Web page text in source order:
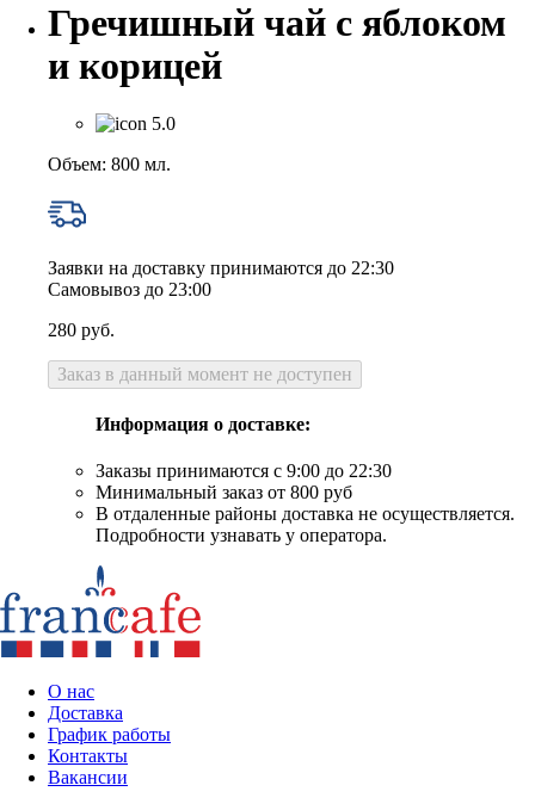
Гречишный чай с яблоком
и корицей
5.0
Объем: 800 мл.
Заявки на доставку принимаются до 22:30
Самовывоз до 23:00
280 руб.
Заказ в данный момент не доступен
Информация о доставке:
Заказы принимаются с 9:00 до 22:30
Минимальный заказ от 800 руб
В отдаленные районы доставка не осуществляется.
Подробности узнавать у оператора.
О нас
Доставка
График работы
Контакты
Вакансии